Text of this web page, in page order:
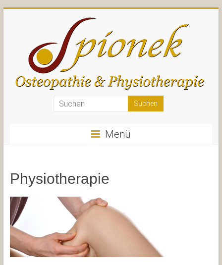
Spionek
Osteopathie
Physiotherapie
–
Sankt
Georgen
i.A.
Menü
Physiotherapie